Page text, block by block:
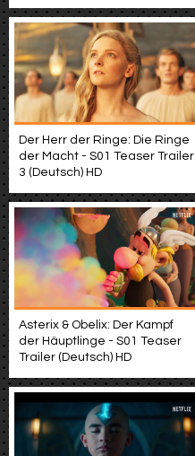
Der Herr der Ringe: Die Ringe
der Macht - S01 Teaser Trailer
3 (Deutsch) HD
Asterix & Obelix: Der Kampf
der Häuptlinge - S01 Teaser
Trailer (Deutsch) HD